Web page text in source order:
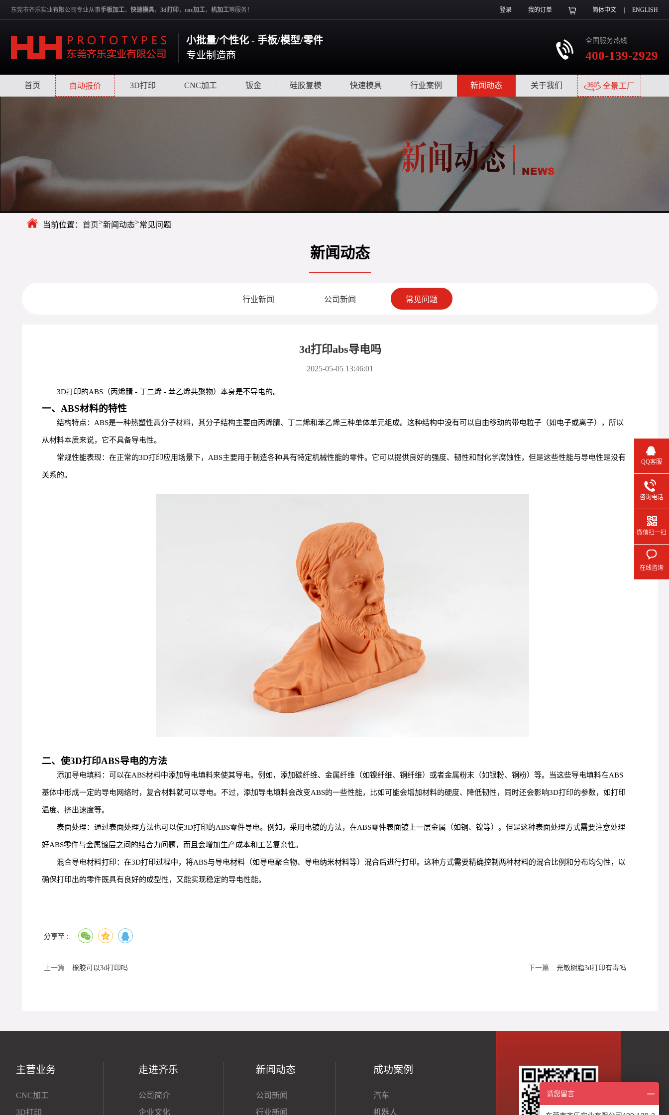
东莞市齐乐实业有限公司专业从事手板加工， 快速模具， 3d打印， cnc加工， 机加工等服务！ 登录 我的订单 简体中文 ENGLISH
小批量/个性化 - 手板/模型/零件
专业制造商
全国服务热线
400-139-2929
首页 自动报价 3D打印 CNC加工 钣金 硅胶复模 快速模具 行业案例 新闻动态 关于我们 全景工厂
当前位置： 首页>新闻动态>常见问题
新闻动态
行业新闻 公司新闻 常见问题
3d打印abs导电吗
2025-05-05 13:46:01
3D打印的ABS（丙烯腈 - 丁二烯 - 苯乙烯共聚物）本身是不导电的。
一、ABS材料的特性
结构特点：ABS是一种热塑性高分子材料，其分子结构主要由丙烯腈、丁二烯和苯乙烯三种单体单元组成。这种结构中没有可以自由移动的带电粒子（如电子或离子），所以
从材料本质来说，它不具备导电性。
常规性能表现：在正常的3D打印应用场景下，ABS主要用于制造各种具有特定机械性能的零件。它可以提供良好的强度、韧性和耐化学腐蚀性，但是这些性能与导电性是没有
关系的。
二、使3D打印ABS导电的方法
添加导电填料：可以在ABS材料中添加导电填料来使其导电。例如，添加碳纤维、金属纤维（如镍纤维、铜纤维）或者金属粉末（如银粉、铜粉）等。当这些导电填料在ABS
基体中形成一定的导电网络时，复合材料就可以导电。不过，添加导电填料会改变ABS的一些性能，比如可能会增加材料的硬度、降低韧性，同时还会影响3D打印的参数，如打印
温度、挤出速度等。
表面处理：通过表面处理方法也可以使3D打印的ABS零件导电。例如，采用电镀的方法，在ABS零件表面镀上一层金属（如铜、镍等）。但是这种表面处理方式需要注意处理
好ABS零件与金属镀层之间的结合力问题，而且会增加生产成本和工艺复杂性。
混合导电材料打印：在3D打印过程中，将ABS与导电材料（如导电聚合物、导电纳米材料等）混合后进行打印。这种方式需要精确控制两种材料的混合比例和分布均匀性，以
确保打印出的零件既具有良好的成型性，又能实现稳定的导电性能。
分享至 :
上一篇 : 橡胶可以3d打印吗 下一篇 : 光敏树脂3d打印有毒吗
主营业务
CNC加工
3D打印
走进齐乐
公司简介
企业文化
新闻动态
公司新闻
行业新闻
成功案例
汽车
机器人
QQ客服
咨询电话
微信扫一扫
在线咨询
请您留言